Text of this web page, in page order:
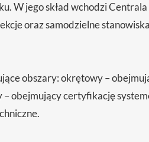
W jego skład wchodzi
oraz samodzielne
obszary: okrętowy –
obejmujący certyfikację